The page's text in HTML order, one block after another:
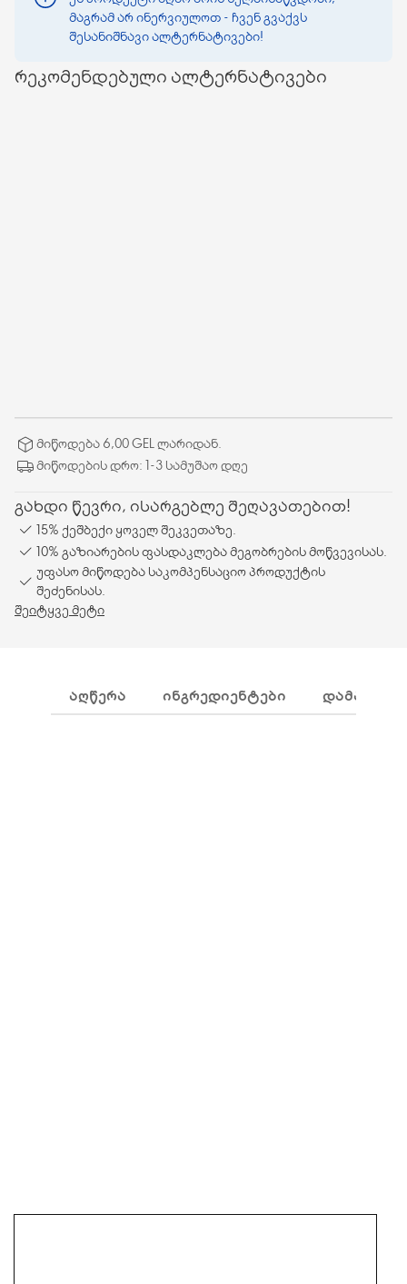
მაგრამ არ ინერვიულოთ - ჩვენ გვაქვს
შესანიშნავი ალტერნატივები!
რეკომენდებული ალტერნატივები
მიწოდება 6,00 GEL ლარიდან.
მიწოდების დრო: 1-3 სამუშაო დღე
გახდი წევრი, ისარგებლე შეღავათებით!
15% ქეშბექი ყოველ შეკვეთაზე.
10% გაზიარების ფასდაკლება მეგობრების მოწვევისას.
უფასო მიწოდება საკომპენსაციო პროდუქტის
შეძენისას.
შეიტყვე მეტი
ᲐᲦᲬᲔᲠᲐ ᲘᲜᲒᲠᲔᲓᲘᲔᲜᲢᲔᲑᲘ